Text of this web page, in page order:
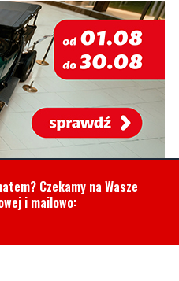
Czekamy na Wasze
i mailowo: